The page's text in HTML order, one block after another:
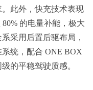
此外，快充技术表现
的电量补能，极大
采用后置后驱布局，
统，配合 ONE BOX
的平稳驾驶质感。